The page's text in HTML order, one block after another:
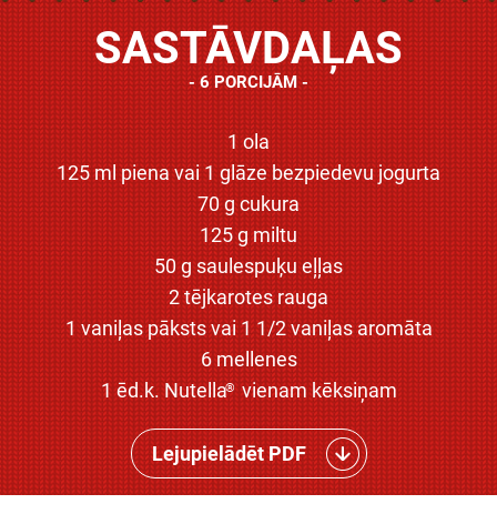
SASTĀVDAĻAS
6 PORCIJĀM
1 ola
125 ml piena vai 1 glāze bezpiedevu jogurta
70 g cukura
125 g miltu
50 g saulespuķu eļļas
2 tējkarotes rauga
1 vaniļas pāksts vai 1 1/2 vaniļas aromāta
6 mellenes
1 ēd.k. Nutella®vienam kēksiņam
Lejupielādēt PDF